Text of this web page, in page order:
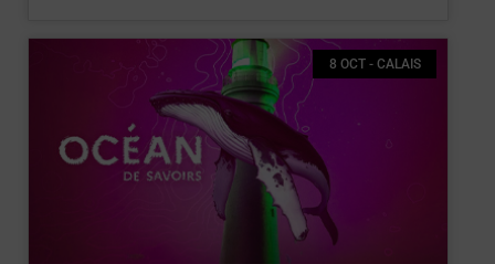
8 OCT - CALAIS